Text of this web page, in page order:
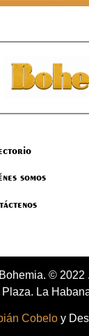
somos
© 2022
La
Cobelo y